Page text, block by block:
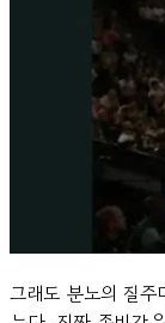
그래도 분노의 질